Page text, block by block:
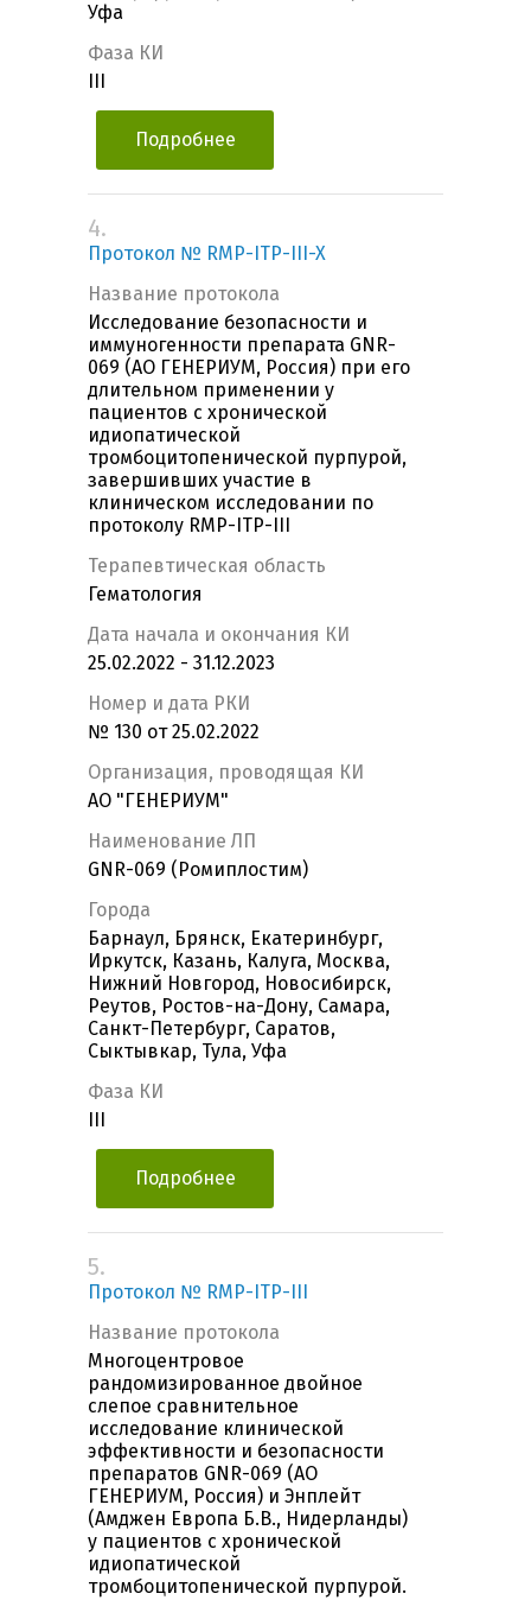
Уфа
Фаза КИ
Подробнее
4.
Протокол № RMP-ITP-III-X
Название протокола
Исследование безопасности и
иммуногенности препарата GNR-
069 (АО ГЕНЕРИУМ, Россия) при его
длительном применении у
пациентов с хронической
идиопатической
тромбоцитопенической пурпурой,
завершивших участие в
клиническом исследовании по
протоколу RMP-ITP-III
Терапевтическая область
Гематология
Дата начала и окончания КИ
25.02.2022 - 31.12.2023
Номер и дата РКИ
№ 130 от 25.02.2022
Организация, проводящая КИ
АО "ГЕНЕРИУМ"
Наименование ЛП
GNR-069 (Ромиплостим)
Города
Барнаул, Брянск, Екатеринбург,
Иркутск, Казань, Калуга, Москва,
Нижний Новгород, Новосибирск,
Реутов, Ростов-на-Дону, Самара,
Санкт-Петербург, Саратов,
Сыктывкар, Тула, Уфа
Фаза КИ
Подробнее
5.
Протокол № RMP-ITP-III
Название протокола
Многоцентровое
рандомизированное двойное
слепое сравнительное
исследование клинической
эффективности и безопасности
препаратов GNR-069 (АО
ГЕНЕРИУМ, Россия) и Энплейт
(Амджен Европа Б.В., Нидерланды)
у пациентов с хронической
идиопатической
тромбоцитопенической пурпурой.